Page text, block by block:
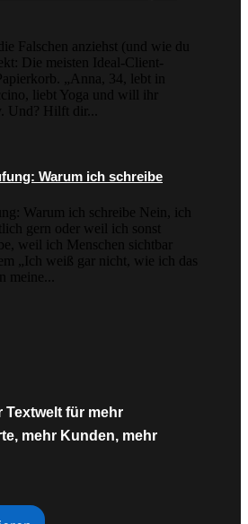
Falschen anziehst (und wie du
Die meisten Ideal-Client-
„Anna, 34, lebt in
liebt Yoga und will ihr
Und? Hilft dir...
Warum ich schreibe
Warum ich schreibe Nein, ich
gern oder weil ich sonst
weil ich Menschen sichtbar
„Ich weiß gar nicht, wie ich das
meine...
Textwelt für mehr
mehr Kunden, mehr